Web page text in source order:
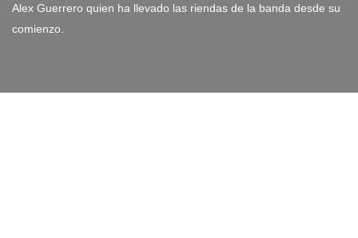
Alex Guerrero quien ha llevado las riendas de la banda desde su
comienzo.